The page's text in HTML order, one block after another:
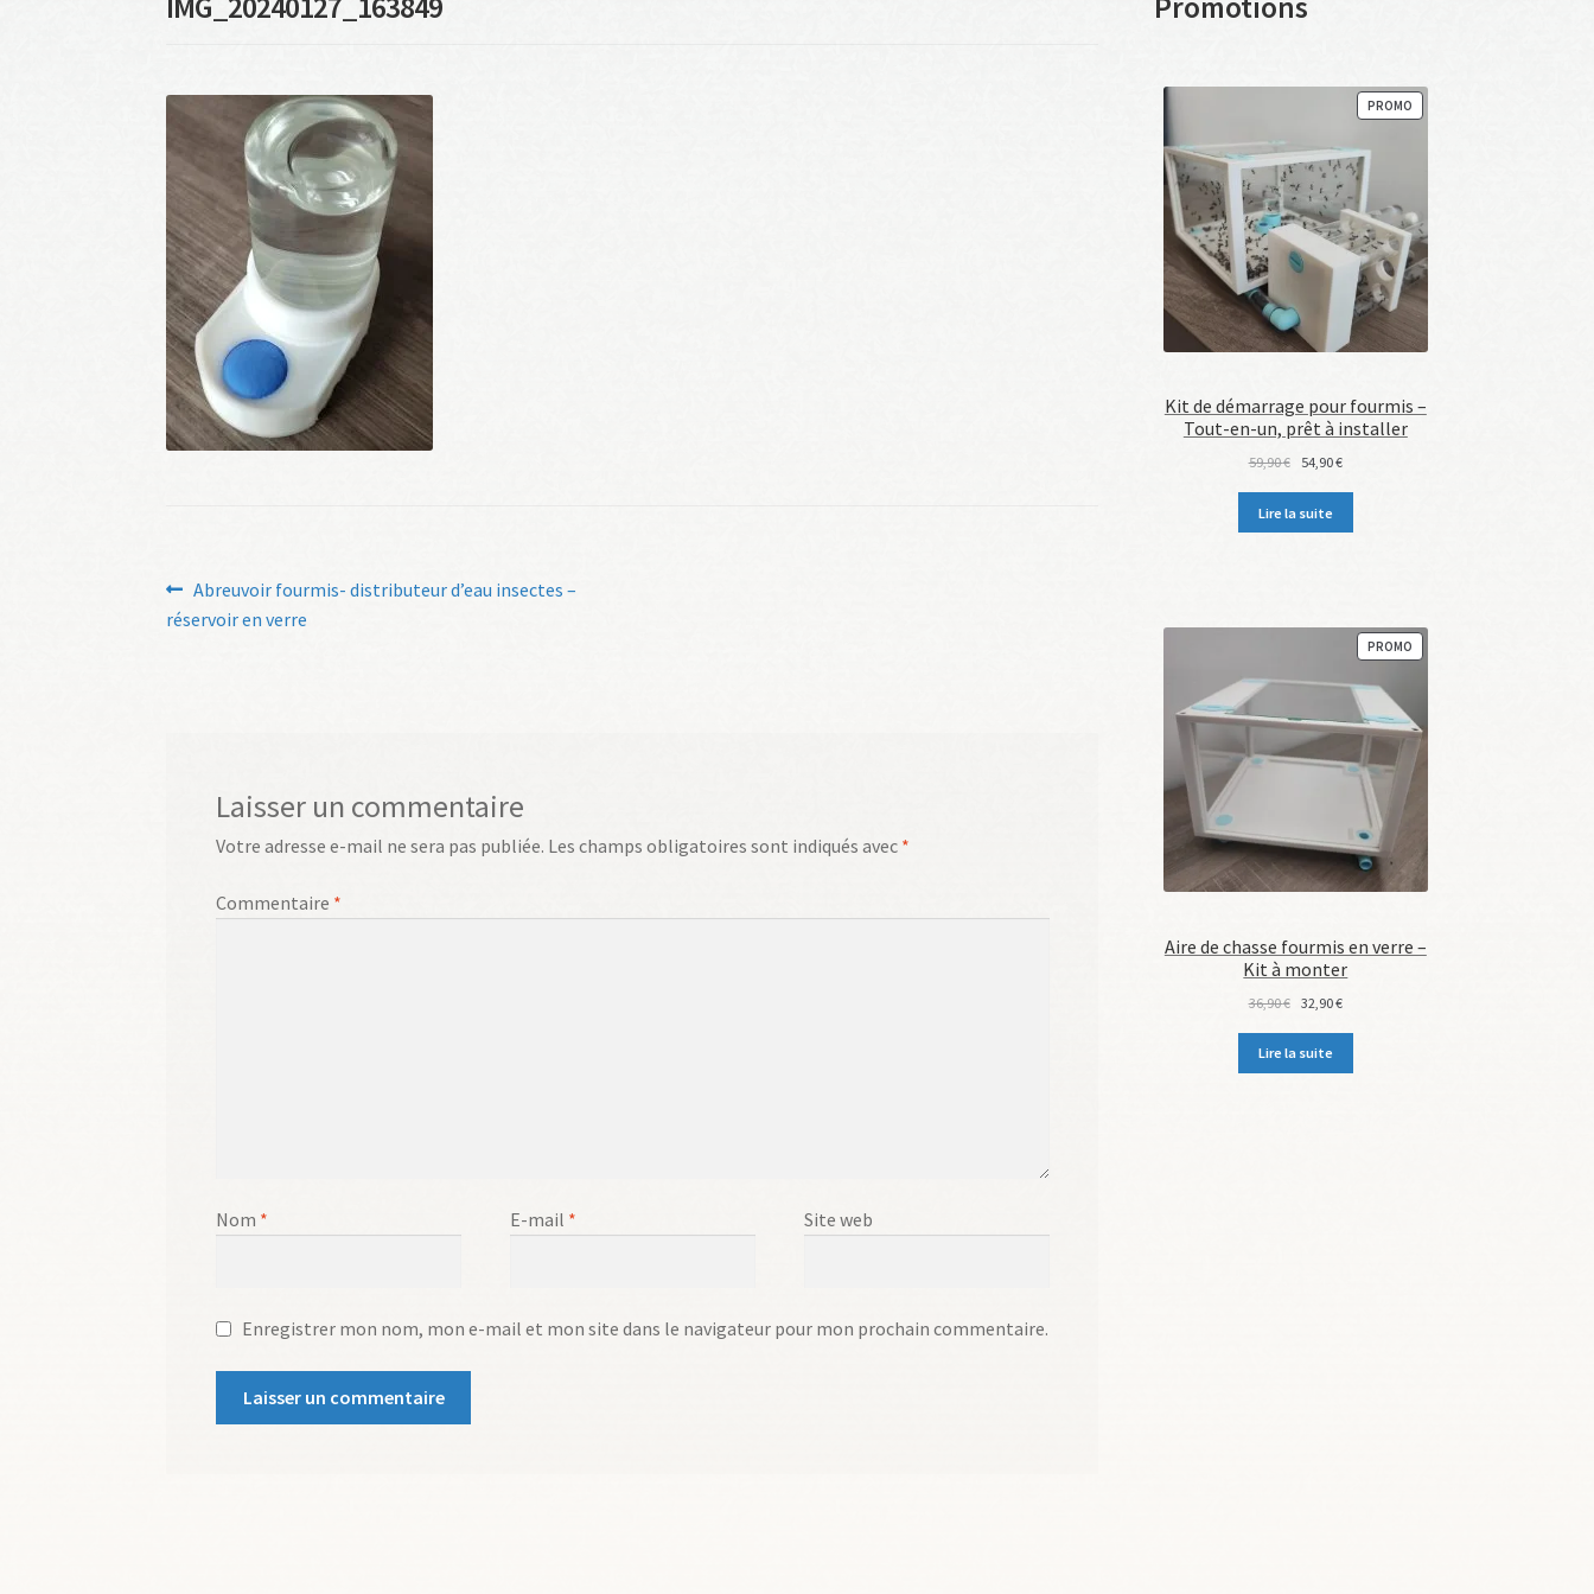
IMG_20240127_163849
Navigation
de
Article
précédent :
Abreuvoir fourmis- distributeur d’eau insectes –
réservoir en verre
Laisser un commentaire
Votre adresse e-mail ne sera pas publiée. Les champs obligatoires sont indiqués avec *
Commentaire *
Nom * E-mail * Site web
Enregistrer mon nom, mon e-mail et mon site dans le navigateur pour mon prochain commentaire.
Promotions
PROMOPRODUIT
EN
Kit de démarrage pour fourmis –
Tout-en-un, prêt à installer
59,90€ Le
initial
était :
54,90€Le
est :
Lire la suite
PROMOPRODUIT
EN
Aire de chasse fourmis en verre –
Kit à monter
36,90€ Le
initial
32,90€Le
Lire la suite